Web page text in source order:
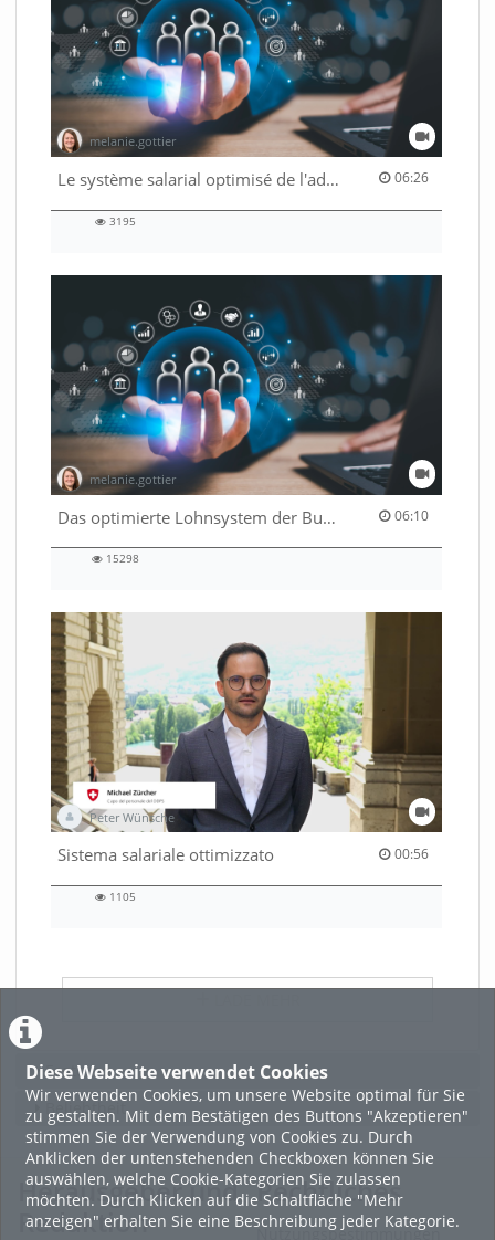
Diese Webseite verwendet Cookies
Wir verwenden Cookies, um unsere Website optimal für Sie
zu gestalten. Mit dem Bestätigen des Buttons "Akzeptieren"
stimmen Sie der Verwendung von Cookies zu. Durch
Anklicken der untenstehenden Checkboxen können Sie
auswählen, welche Cookie-Kategorien Sie zulassen
möchten. Durch Klicken auf die Schaltfläche "Mehr
anzeigen" erhalten Sie eine Beschreibung jeder Kategorie.
melanie.gottier
Le système salarial optimisé de l'administration fédérale 06:26
06:26 duration
3195
melanie.gottier
Das optimierte Lohnsystem der Bundesverwaltung 06:10
06:10 duration
15298
Peter Wünsche
Sistema salariale ottimizzato 00:56
00:56 duration
1105
Featured
Beliebtheit
Herausgeber und
Redaktion
Rechtliches
Nutzungsbestimmungen